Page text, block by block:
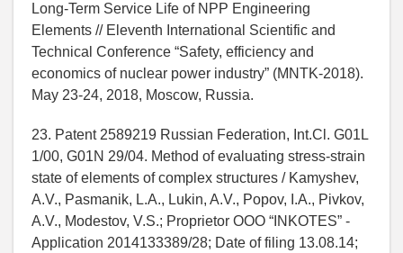
Long-Term Service Life of NPP Engineering
Elements // Eleventh International Scientific and
Technical Conference “Safety, efficiency and
economics of nuclear power industry” (MNTK-2018).
May 23-24, 2018, Moscow, Russia.
23. Patent 2589219 Russian Federation, Int.Cl. G01L
1/00, G01N 29/04. Method of evaluating stress-strain
state of elements of complex structures / Kamyshev,
A.V., Pasmanik, L.A., Lukin, A.V., Popov, I.A., Pivkov,
A.V., Modestov, V.S.; Proprietor OOO “INKOTES” -
Application 2014133389/28; Date of filing 13.08.14;